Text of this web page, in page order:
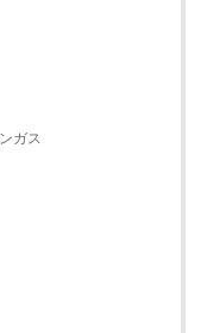
ガス